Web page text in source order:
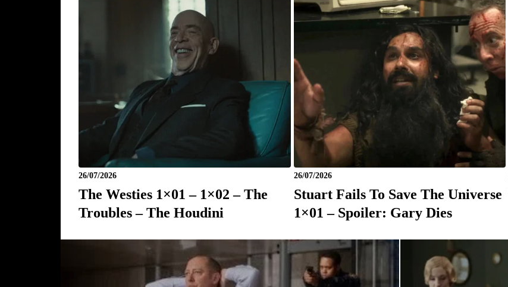
26/07/2026
The Westies 1×01 – 1×02 – The
Troubles – The Houdini
26/07/2026
Stuart Fails To Save The Universe
1×01 – Spoiler: Gary Dies